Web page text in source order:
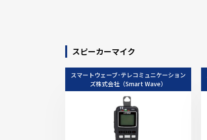
スピーカーマイク
スマートウェーブ･テレコミュニケーション
ズ株式会社（Smart Wave）